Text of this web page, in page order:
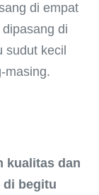
di empat
di
sudut kecil
masing.
kualitas dan
di begitu